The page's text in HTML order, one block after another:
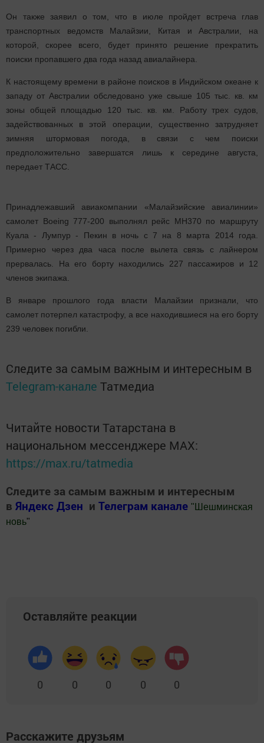
Он также заявил о том, что в июле пройдет встреча глав
транспортных ведомств Малайзии, Китая и Австралии, на
которой, скорее всего, будет принято решение прекратить
поиски пропавшего два года назад авиалайнера.
К настоящему времени в районе поисков в Индийском океане к
западу от Австралии обследовано уже свыше 105 тыс. кв. км
зоны общей площадью 120 тыс. кв. км. Работу трех судов,
задействованных в этой операции, существенно затрудняет
зимняя штормовая погода, в связи с чем поиски
предположительно завершатся лишь к середине августа,
передает ТАСС.
Принадлежавший авиакомпании «Малайзийские авиалинии»
самолет Boeing 777-200 выполнял рейс MH370 по маршруту
Куала - Лумпур - Пекин в ночь с 7 на 8 марта 2014 года.
Примерно через два часа после вылета связь с лайнером
прервалась. На его борту находились 227 пассажиров и 12
членов экипажа.
В январе прошлого года власти Малайзии признали, что
самолет потерпел катастрофу, а все находившиеся на его борту
239 человек погибли.
Следите за самым важным и интересным в
Telegram-канале Татмедиа
Читайте новости Татарстана в
национальном мессенджере MАХ:
https://max.ru/tatmedia
Следите за самым важным и интересным
в Яндекс Дзен и Телеграм канале " Шешминская
новь"
Оставляйте реакции
0 0 0 0 0
Расскажите друзьям